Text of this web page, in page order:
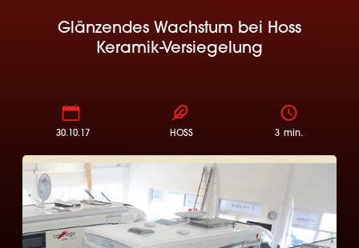
Glänzendes Wachstum bei Hoss
Keramik-Versiegelung
30.10.17 HOSS 3 min.